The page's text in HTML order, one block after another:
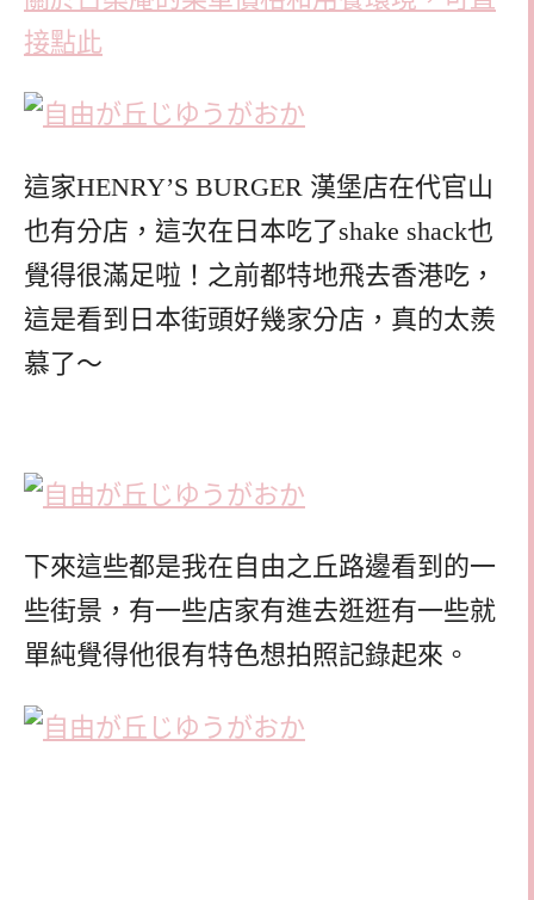
接點此
這家HENRY’S BURGER 漢堡店在代官山
也有分店，這次在日本吃了shake shack也
覺得很滿足啦！之前都特地飛去香港吃，
這是看到日本街頭好幾家分店，真的太羨
慕了～
下來這些都是我在自由之丘路邊看到的一
些街景，有一些店家有進去逛逛有一些就
單純覺得他很有特色想拍照記錄起來。